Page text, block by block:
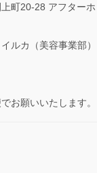
町20-28 アフターホ
ルカ（美容事業部）
お願いいたします。